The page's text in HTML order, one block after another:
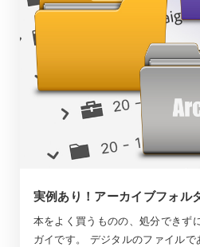
実例あり！アーカイブフォル
本をよく買うものの、処分できず
ガイです。 デジタルのファイル